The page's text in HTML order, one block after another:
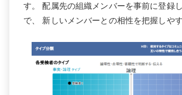
す。 配属先の組織メンバーを事前に登録
で、 新しいメンバーとの相性を把握しや